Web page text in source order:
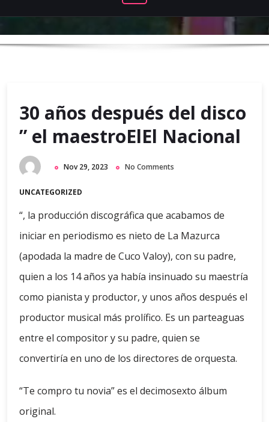
30 años después del disco
” el maestroElEl Nacional
Nov 29, 2023 No Comments
UNCATEGORIZED
“, la producción discográfica que acabamos de
iniciar en periodismo es nieto de La Mazurca
(apodada la madre de Cuco Valoy), con su padre,
quien a los 14 años ya había insinuado su maestría
como pianista y productor, y unos años después el
productor musical más prolífico. Es un parteaguas
entre el compositor y su padre, quien se
convertiría en uno de los directores de orquesta.
“Te compro tu novia” es el decimosexto álbum
original.